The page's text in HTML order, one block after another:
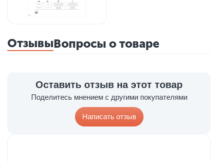
ОтзывыВопросы о товаре
Оставить отзыв на этот товар
Поделитесь мнением с другими покупателями
Написать отзыв